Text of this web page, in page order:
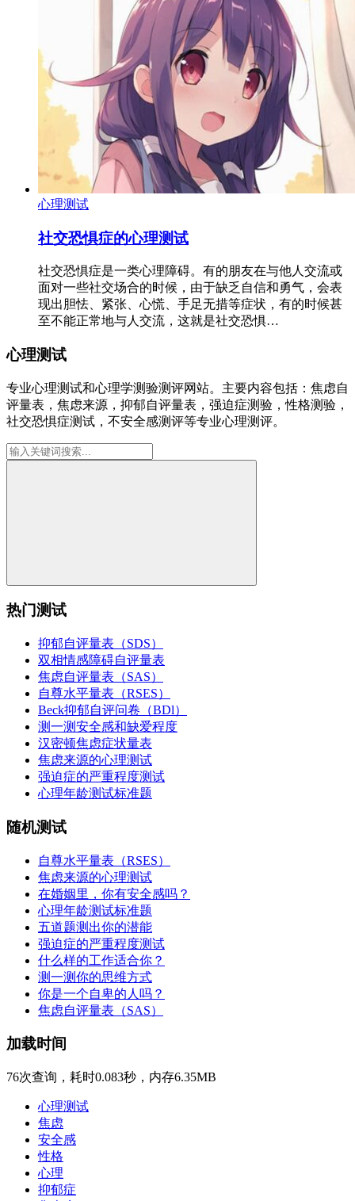
心理测试
社交恐惧症的心理测试
社交恐惧症是一类心理障碍。有的朋友在与他人交流或
面对一些社交场合的时候，由于缺乏自信和勇气，会表
现出胆怯、紧张、心慌、手足无措等症状，有的时候甚
至不能正常地与人交流，这就是社交恐惧…
心理测试
专业心理测试和心理学测验测评网站。主要内容包括：焦虑自
评量表，焦虑来源，抑郁自评量表，强迫症测验，性格测验，
社交恐惧症测试，不安全感测评等专业心理测评。
热门测试
抑郁自评量表（SDS）
双相情感障碍自评量表
焦虑自评量表（SAS）
自尊水平量表（RSES）
Beck抑郁自评问卷（BDl）
测一测安全感和缺爱程度
汉密顿焦虑症状量表
焦虑来源的心理测试
强迫症的严重程度测试
心理年龄测试标准题
随机测试
自尊水平量表（RSES）
焦虑来源的心理测试
在婚姻里，你有安全感吗？
心理年龄测试标准题
五道题测出你的潜能
强迫症的严重程度测试
什么样的工作适合你？
测一测你的思维方式
你是一个自卑的人吗？
焦虑自评量表（SAS）
加载时间
76次查询，耗时0.083秒，内存6.35MB
心理测试
焦虑
安全感
性格
心理
抑郁症